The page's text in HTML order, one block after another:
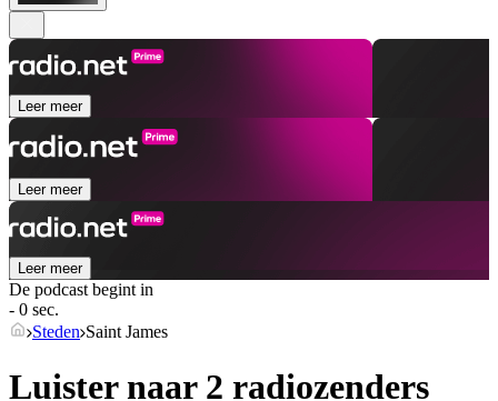
Leer meer
Leer meer
Leer meer
De podcast begint in
- 0 sec.
Steden Saint James
Luister naar 2 radiozenders